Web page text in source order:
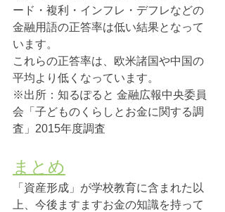
ード・複利・インフレ・デフレなどの
金融用語の正答率は低い結果となって
います。
これらの正答率は、欧米諸国や中国の
平均より低くなっています。
※出所：知るぽると 金融広報中央委員
会「子どものくらしとお金に関する調
査」2015年度調査
まとめ
「資産形成」が学校教育に含まれた以
上、今後ますますお金の知識を持って